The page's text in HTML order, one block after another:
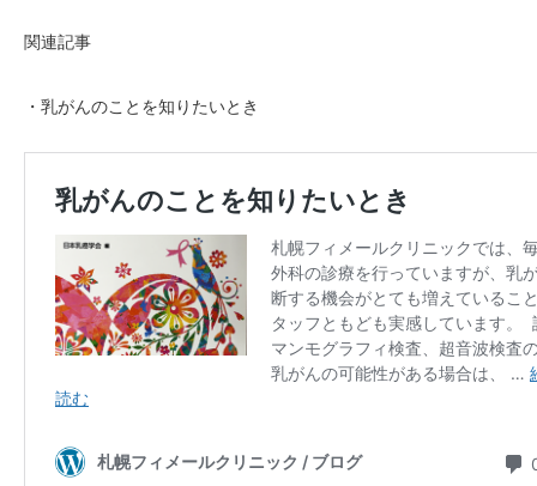
関連記事
・乳がんのことを知りたいとき